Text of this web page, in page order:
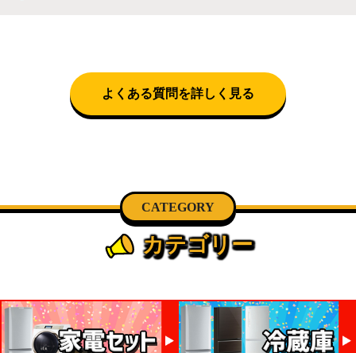
話にて日時決定に関するご連絡をさせて頂きます。
よくある質問を詳しく見る
CATEGORY
カテゴリー